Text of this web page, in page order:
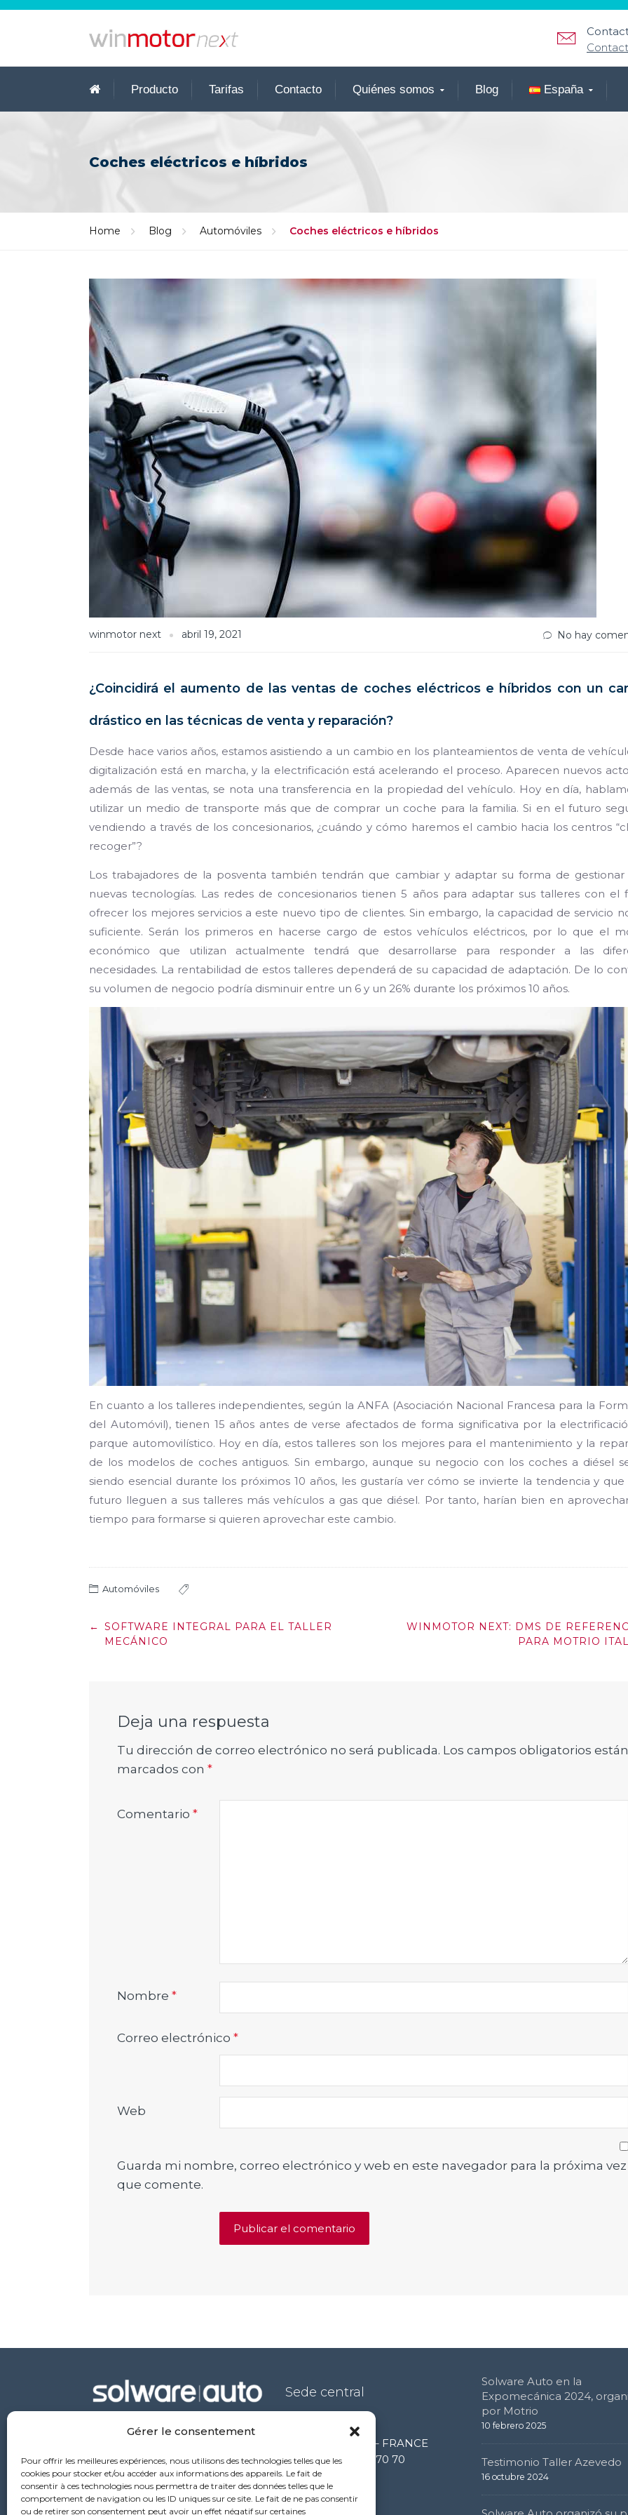
Gérer le consentement
Pour offrir les meilleures expériences, nous utilisons des technologies telles que les
cookies pour stocker et/ou accéder aux informations des appareils. Le fait de
consentir à ces technologies nous permettra de traiter des données telles que le
comportement de navigation ou les ID uniques sur ce site. Le fait de ne pas consentir
ou de retirer son consentement peut avoir un effet négatif sur certaines
Contact
Producto Tarifas Contacto Quiénes somos Blog España
Coches eléctricos e híbridos
Home Blog Automóviles Coches eléctricos e híbridos
winmotor next abril 19, 2021 No hay
¿Coincidirá el aumento de las ventas de coches eléctricos e híbridos con un
drástico en las técnicas de venta y reparación?
Desde hace varios años, estamos asistiendo a un cambio en los planteamientos de venta de
digitalización está en marcha, y la electrificación está acelerando el proceso. Aparecen nuevos
además de las ventas, se nota una transferencia en la propiedad del vehículo. Hoy en día,
utilizar un medio de transporte más que de comprar un coche para la familia. Si en el futuro
vendiendo a través de los concesionarios, ¿cuándo y cómo haremos el cambio hacia los centros
recoger”?
Los trabajadores de la posventa también tendrán que cambiar y adaptar su forma de gestionar
nuevas tecnologías. Las redes de concesionarios tienen 5 años para adaptar sus talleres con el
ofrecer los mejores servicios a este nuevo tipo de clientes. Sin embargo, la capacidad de servicio
suficiente. Serán los primeros en hacerse cargo de estos vehículos eléctricos, por lo que el
económico que utilizan actualmente tendrá que desarrollarse para responder a las
necesidades. La rentabilidad de estos talleres dependerá de su capacidad de adaptación. De lo
su volumen de negocio podría disminuir entre un 6 y un 26% durante los próximos 10 años.
En cuanto a los talleres independientes, según la ANFA (Asociación Nacional Francesa para la
del Automóvil), tienen 15 años antes de verse afectados de forma significativa por la
parque automovilístico. Hoy en día, estos talleres son los mejores para el mantenimiento y la
de los modelos de coches antiguos. Sin embargo, aunque su negocio con los coches a diésel
siendo esencial durante los próximos 10 años, les gustaría ver cómo se invierte la tendencia y
futuro lleguen a sus talleres más vehículos a gas que diésel. Por tanto, harían bien en
tiempo para formarse si quieren aprovechar este cambio.
Automóviles
Post
navigation
← SOFTWARE INTEGRAL PARA EL TALLER
MECÁNICO
WINMOTOR NEXT: DMS DE
PARA MOTRIO
Deja una respuesta
Tu dirección de correo electrónico no será publicada. Los campos obligatorios están
marcados con *
Comentario *
Nombre *
Correo electrónico *
Web
Guarda mi nombre, correo electrónico y web en este navegador para la próxima vez
que comente.
Sede central
53 rue de l’étang
69760 Limonest – FRANCE
+33 (0) 4 72 52 70 70
Solware Auto en la
Expomecánica 2024,
por Motrio
10 febrero 2025
Testimonio Taller Azevedo
16 octubre 2024